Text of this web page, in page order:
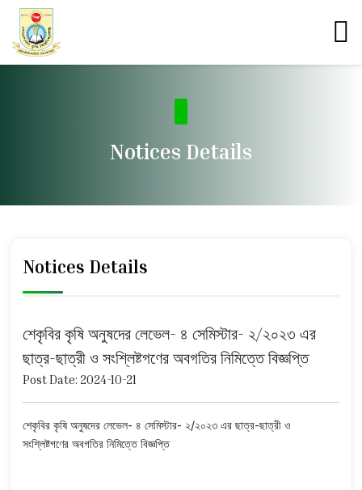
Notices Details
Notices Details
শেকৃবির কৃষি অনুষদের লেভেল- ৪ সেমিস্টার- ২/২০২৩ এর
ছাত্র-ছাত্রী ও সংশ্লিষ্টগণের অবগতির নিমিত্তে বিজ্ঞপ্তি
Post Date: 2024-10-21
শেকৃবির কৃষি অনুষদের লেভেল- ৪ সেমিস্টার- ২/২০২৩ এর ছাত্র-ছাত্রী ও
সংশ্লিষ্টগণের অবগতির নিমিত্তে বিজ্ঞপ্তি